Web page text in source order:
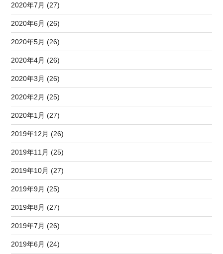
2020年7月 (27)
2020年6月 (26)
2020年5月 (26)
2020年4月 (26)
2020年3月 (26)
2020年2月 (25)
2020年1月 (27)
2019年12月 (26)
2019年11月 (25)
2019年10月 (27)
2019年9月 (25)
2019年8月 (27)
2019年7月 (26)
2019年6月 (24)